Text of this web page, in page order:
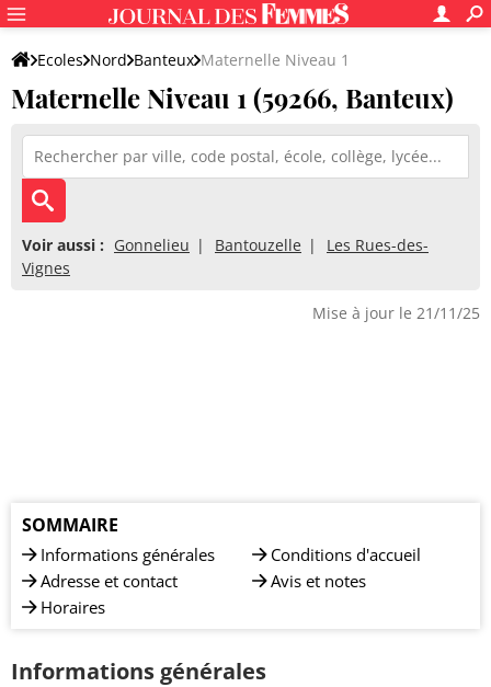
Ecoles Nord Banteux Maternelle Niveau 1
Maternelle Niveau 1 (59266, Banteux)
Voir aussi : Gonnelieu Bantouzelle
Les Rues-des-
Vignes
Mise à jour le 21/11/25
SOMMAIRE
Informations générales
Adresse et contact
Horaires
Conditions d'accueil
Avis et notes
Informations générales